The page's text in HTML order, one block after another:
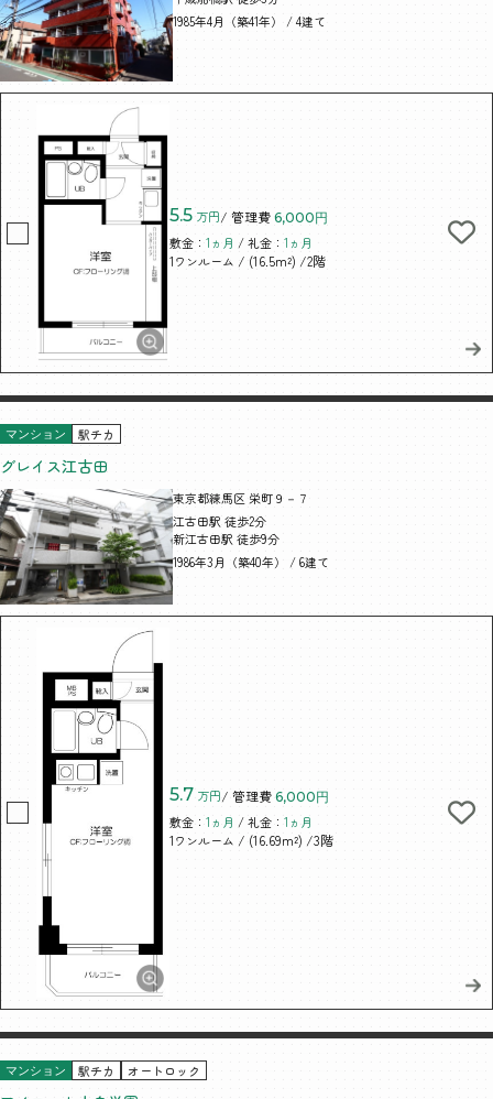
1985年4月（築41年） / 4建て
5.5 万円/ 管理費 6,000円
敷金：1ヵ月 / 礼金：1ヵ月
1ワンルーム / (16.5m²) /2階
マンション 駅チカ
グレイス江古田
東京都練馬区 栄町９－７
江古田駅 徒歩2分
新江古田駅 徒歩9分
1986年3月（築40年） / 6建て
5.7 万円/ 管理費 6,000円
敷金：1ヵ月 / 礼金：1ヵ月
1ワンルーム / (16.69m²) /3階
マンション 駅チカ オートロック